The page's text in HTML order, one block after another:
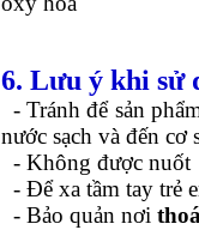
6. Lưu ý khi sử
-Tránh để sản
nước sạch và đến cơ
- Không được nuốt
- Để xa tầm tay trẻ
- Bảo quản nơi